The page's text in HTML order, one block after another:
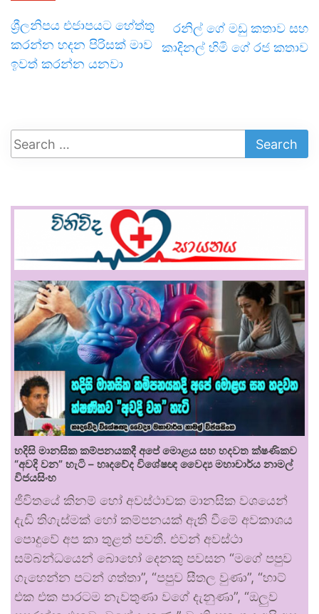
ශ්‍රීලනිපය එජාපයට හේත්තු
කරන්න හදන පිරිසක් මාව
ඉවත් කරන්න යනවා
රනිල් ගේ මඩු කතාව සහ
කාදිනල් හිමි ගේ රජ කතාව
හදිසි මානසික කම්පනයකදී අපේ මොළය සහ හදවත ක්ෂණිකව
“අවදි වන” හැටි – හෘදවේද විශේෂඥ වෛද්‍ය මහාචාර්ය නාමල්
විජයසිංහ
ජීවිතයේ කිනම් හෝ අවස්ථාවක මානසික වශයෙන්
දැඩි තිගැස්මක් හෝ කම්පනයක් ඇති වීමේ අවකාශය
පොදුවේ අප කා තුළත් පවතී. එවන් අවස්ථා
සම්බන්ධයෙන් බොහෝ දෙනකු පවසන “මගේ පපුව
ගැහෙන්න පටන් ගත්තා”, “පපුව සීතල වුණා”, “හාට්
එක එක පාරටම නැවතුණා වගේ දැනුණා”, “ඔලුව